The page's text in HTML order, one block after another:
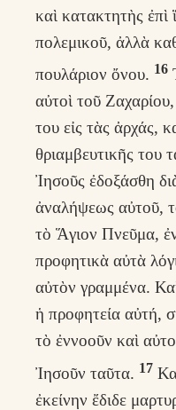
καὶ κατακτητὴς
πολεμικοῦ, ἀλλὰ
πουλάριον ὄνου. 16
αὐτοὶ τοῦ
του εἰς τὰς ἀρχάς,
θριαμβευτικῆς του
Ἰησοῦς ἐδοξάσθη
ἀναλήψεως αὐτοῦ,
τὸ Ἅγιον Πνεῦμα,
προφητικὰ αὐτὰ
αὐτὸν γραμμένα.
ἡ προφητεία αὐτή,
τὸ ἐννοοῦν καὶ
Ἰησοῦν ταῦτα. 17
ἐκείνην ἔδιδε